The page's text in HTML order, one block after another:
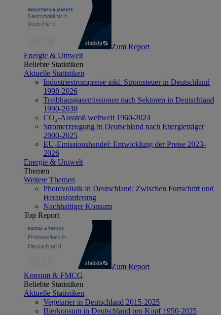
Zum Report
Energie & Umwelt
Beliebte Statistiken
Aktuelle Statistiken
Industriestrompreise inkl. Stromsteuer in Deutschland
1998-2026
Treibhausgasemissionen nach Sektoren in Deutschland
1990-2030
CO₂-Ausstoß weltweit 1960-2024
Stromerzeugung in Deutschland nach Energieträger
2000-2025
EU-Emissionshandel: Entwicklung der Preise 2023-
2026
Energie & Umwelt
Themen
Weitere Themen
Photovoltaik in Deutschland: Zwischen Fortschritt und
Herausforderung
Nachhaltiger Konsum
Top Report
Zum Report
Konsum & FMCG
Beliebte Statistiken
Aktuelle Statistiken
Vegetarier in Deutschland 2015-2025
Bierkonsum in Deutschland pro Kopf 1950-2025